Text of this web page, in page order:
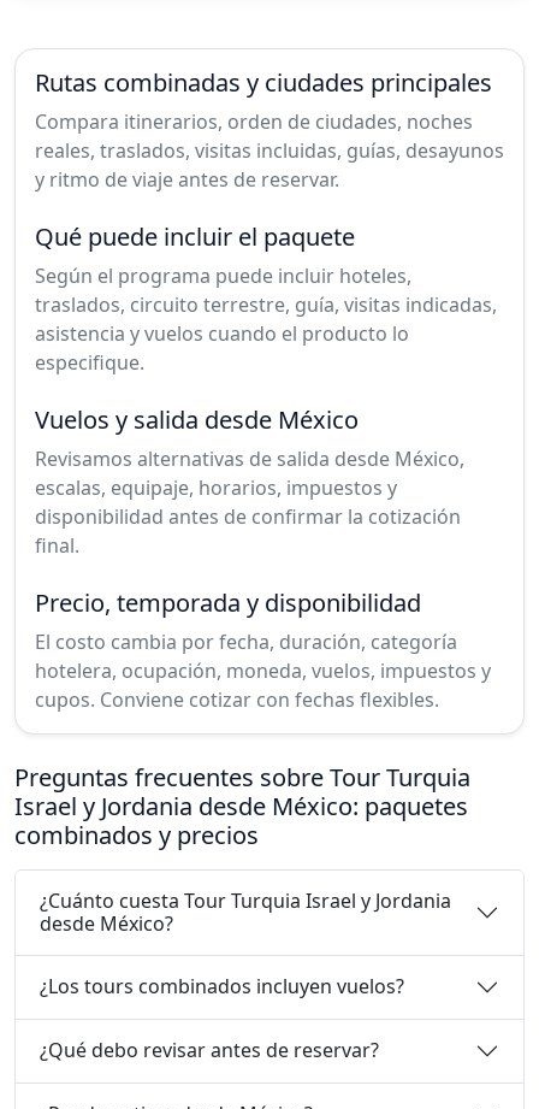
Rutas combinadas y ciudades principales
Compara itinerarios, orden de ciudades, noches
reales, traslados, visitas incluidas, guías, desayunos
y ritmo de viaje antes de reservar.
Qué puede incluir el paquete
Según el programa puede incluir hoteles,
traslados, circuito terrestre, guía, visitas indicadas,
asistencia y vuelos cuando el producto lo
especifique.
Vuelos y salida desde México
Revisamos alternativas de salida desde México,
escalas, equipaje, horarios, impuestos y
disponibilidad antes de confirmar la cotización
final.
Precio, temporada y disponibilidad
El costo cambia por fecha, duración, categoría
hotelera, ocupación, moneda, vuelos, impuestos y
cupos. Conviene cotizar con fechas flexibles.
Preguntas frecuentes sobre Tour Turquia
Israel y Jordania desde México: paquetes
combinados y precios
¿Cuánto cuesta Tour Turquia Israel y Jordania
desde México?
¿Los tours combinados incluyen vuelos?
¿Qué debo revisar antes de reservar?